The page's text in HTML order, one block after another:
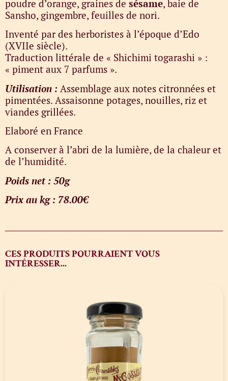
poudre d’orange, graines de sésame, baie de
Sansho, gingembre, feuilles de nori.
Inventé par des herboristes à l’époque d’Edo
(XVIIe siècle).
Traduction littérale de « Shichimi togarashi » :
« piment aux 7 parfums ».
Utilisation : Assemblage aux notes citronnées et
pimentées. Assaisonne potages, nouilles, riz et
viandes grillées.
Elaboré en France
A conserver à l’abri de la lumière, de la chaleur et
de l’humidité.
Poids net : 50g
Prix au kg : 78.00€
CES PRODUITS POURRAIENT VOUS
INTÉRESSER...